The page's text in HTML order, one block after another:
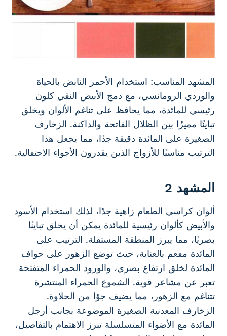
المشهد المناسب: استخدام الأحمر النابض بالحياة
والوردي الرومانسي، مع دمج الأبيض النقي كلون
رئيسي للمائدة، مما يحافظ على تناغم الألوان ويخلق
تباينًا مميزًا بين الظلال الفاتحة والداكنة. الزخارف
الصغيرة على المائدة دقيقة جدًا، مما يجعل هذا
الترتيب مناسبًا للأزواج الذين يقدرون الأجواء الاحتفالية.
المشهد 2
ألوان كراسي الطعام زاهية جدًا، لذلك استخدام الأسود
والأبيض كألوان رئيسية للمائدة يمكن أن يخلق تباينًا
بصريًا، مما يبرز المنطقة المستقلة. الترتيب على
المائدة مفعم بالعناية، حيث توضع الزهور على حواف
المائدة لخلق ارتفاع بصري، والورود الحمراء المتفتحة
تعبر عن مشاعر قوية. الشموع الحمراء المنتشرة
تتناغم مع الزهور، مما يضيف جوًا من الحلاوة.
الزخارف المعدنية الصغيرة الموضوعة بجانب أرجل
المائدة مع الأضواء المتسلسلة تبرز الاهتمام بالتفاصيل،